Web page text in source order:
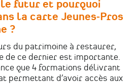
futur et pourquoi
la carte Jeunes-Pros
?
du patrimoine à restaurer,
de ce dernier est importante.
que 4 formations délivrant
permettant d’avoir accès aux